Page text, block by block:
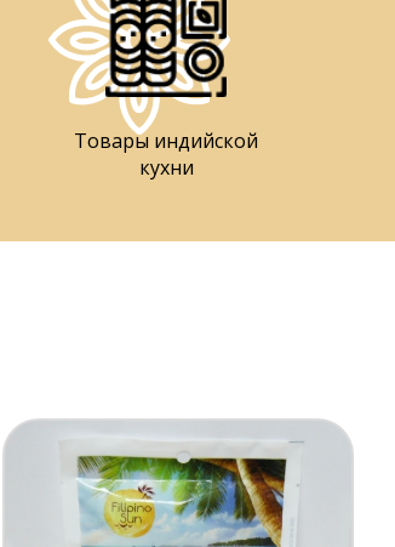
Товары индийской
кухни